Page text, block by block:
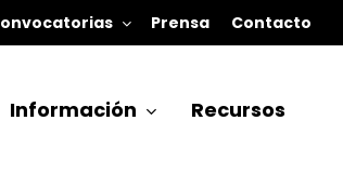
Prensa Contacto
Información Recursos